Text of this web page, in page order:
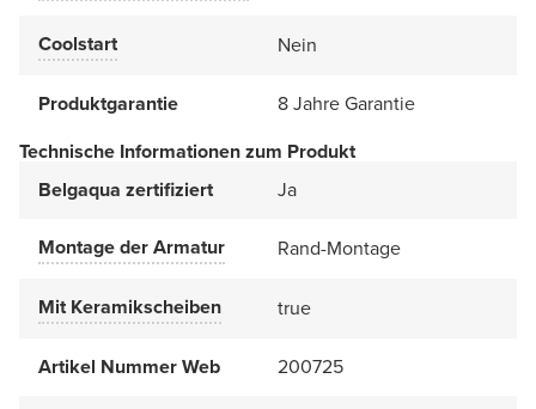
Coolstart Nein
Produktgarantie
8 Jahre Garantie
Technische Informationen zum Produkt
Belgaqua zertifiziert
Ja
Montage der Armatur Rand-Montage
Mit Keramikscheiben true
Artikel Nummer Web 200725